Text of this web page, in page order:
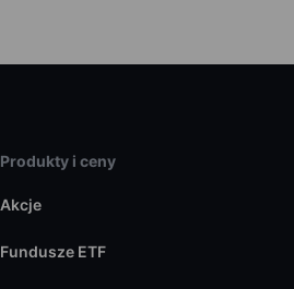
Produkty i ceny
Akcje
Fundusze ETF